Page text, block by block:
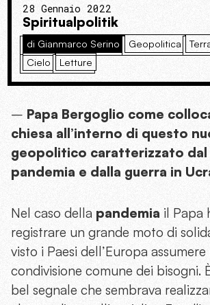
28 Gennaio 2022
Spiritualpolitik
di Gianmarco Serino Geopolitica
Cielo
Letture
– Papa Bergoglio come
chiesa all’interno di questo
geopolitico caratterizzato
pandemia e dalla guerra in
Nel caso della pandemia il Papa
registrare un grande moto di
visto i Paesi dell’Europa
condivisione comune dei bisogni.
bel segnale che sembrava